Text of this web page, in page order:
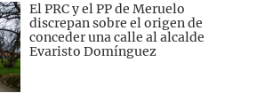
El PRC y el PP de Meruelo
discrepan sobre el origen de
conceder una calle al alcalde
Evaristo Domínguez